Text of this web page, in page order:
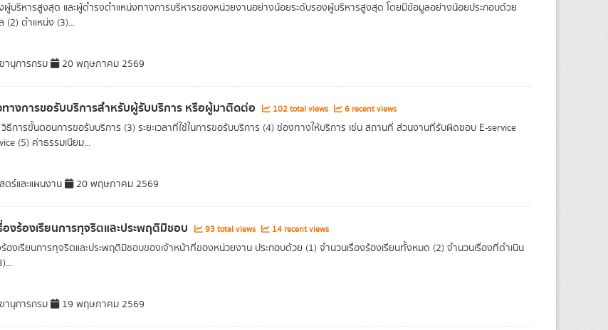
บริหารสูงสุด และผู้ดำรงตำแหน่งทางการบริหารของหน่วยงานอย่างน้อยระดับรองผู้บริหารสูงสุด โดยมีข้อมูลอย่างน้อยประกอบด้วย
(2) ตำแหน่ง (3)...
านุการกรม 20 พฤษภาคม 2569
างการขอรับบริการสำหรับผู้รับบริการ หรือผู้มาติดต่อ 102 total views 6 recent views
ธีการขั้นตอนการขอรับบริการ (3) ระยะเวลาที่ใช้ในการขอรับบริการ (4) ช่องทางให้บริการ เช่น สถานที่ ส่วนงานที่รับผิดชอบ E-service
(5) ค่าธรรมเนียม...
ร์และแผนงาน 20 พฤษภาคม 2569
องร้องเรียนการทุจริตและประพฤติมิชอบ 93 total views 14 recent views
องเรียนการทุจริตและประพฤติมิชอบของเจ้าหน้าที่ของหน่วยงาน ประกอบด้วย (1) จำนวนเรื่องร้องเรียนทั้งหมด (2) จำนวนเรื่องที่ดำเนิน
านุการกรม 19 พฤษภาคม 2569